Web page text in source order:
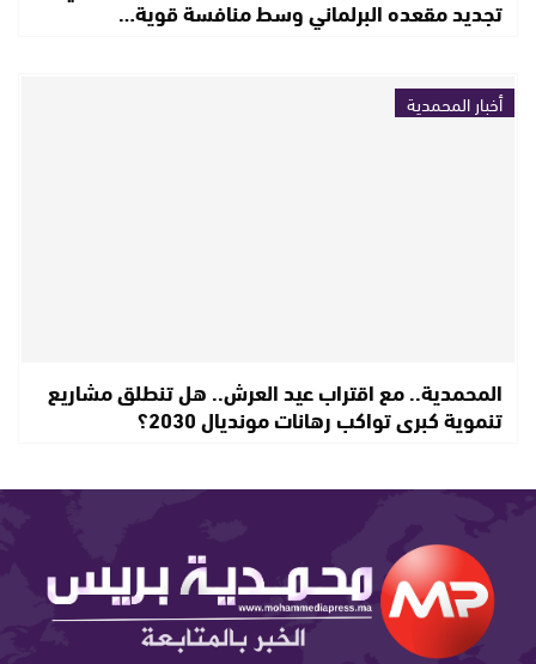
تجديد مقعده البرلماني وسط منافسة قوية…
أخبار المحمدية
المحمدية.. مع اقتراب عيد العرش.. هل تنطلق مشاريع
تنموية كبرى تواكب رهانات مونديال 2030؟